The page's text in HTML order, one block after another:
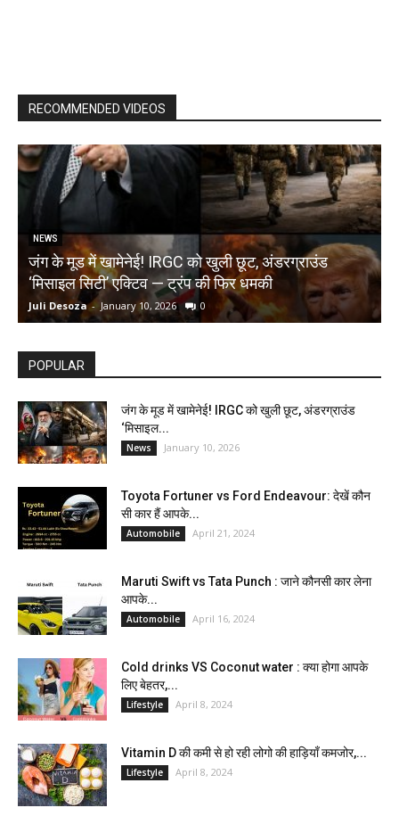
RECOMMENDED VIDEOS
NEWS
जंग के मूड में खामेनेई! IRGC को खुली छूट, अंडरग्राउंड
‘मिसाइल सिटी’ एक्टिव — ट्रंप की फिर धमकी
Juli Desoza - January 10, 2026 0
POPULAR
जंग के मूड में खामेनेई! IRGC को खुली छूट, अंडरग्राउंड
‘मिसाइल...
News January 10, 2026
Toyota Fortuner vs Ford Endeavour: देखें कौन
सी कार हैं आपके...
Automobile April 21, 2024
Maruti Swift vs Tata Punch : जाने कौनसी कार लेना
आपके...
Automobile April 16, 2024
Cold drinks VS Coconut water : क्या होगा आपके
लिए बेहतर,...
Lifestyle April 8, 2024
Vitamin D की कमी से हो रही लोगो की हाड़ियाँ कमजोर,...
Lifestyle April 8, 2024